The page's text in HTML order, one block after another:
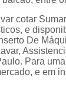
de
e seca
de fogão
cotar
e
De
Para
e em